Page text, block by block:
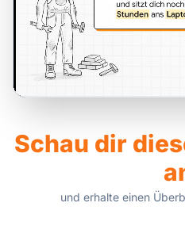
Schau dir
und erhalte einen